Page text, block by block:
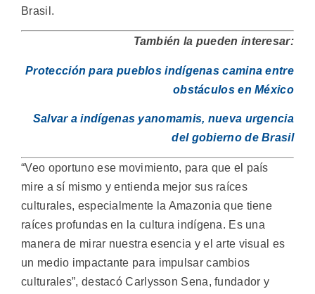
Brasil.
También la pueden interesar:
Protección para pueblos indígenas camina entre
obstáculos en México
Salvar a indígenas yanomamis, nueva urgencia
del gobierno de Brasil
“Veo oportuno ese movimiento, para que el país
mire a sí mismo y entienda mejor sus raíces
culturales, especialmente la Amazonia que tiene
raíces profundas en la cultura indígena. Es una
manera de mirar nuestra esencia y el arte visual es
un medio impactante para impulsar cambios
culturales”, destacó Carlysson Sena, fundador y